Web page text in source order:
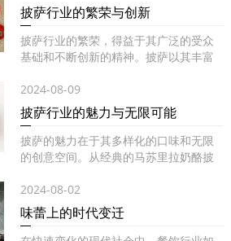
披萨行业的繁荣与创新
披萨行业的繁荣，得益于其广泛的受众
基础和不断创新的精神。披萨以其丰富
2024-08-09
披萨行业的魅力与无限可能
披萨的魅力在于其多样化的口味和无限
的创意空间。从经典的马苏里拉奶酪披
2024-08-02
味蕾上的时代变迁